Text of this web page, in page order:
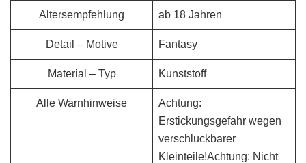
Altersempfehlung ab 18 Jahren
Detail – Motive Fantasy
Material – Typ Kunststoff
Alle Warnhinweise
Achtung:
Erstickungsgefahr wegen
verschluckbarer
Kleinteile!Achtung: Nicht